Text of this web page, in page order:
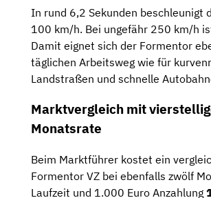
In rund 6,2 Sekunden beschleunigt
100 km/h. Bei ungefähr 250 km/h
Damit eignet sich der Formentor
täglichen Arbeitsweg wie für
Landstraßen und schnelle
Marktvergleich mit
Monatsrate
Beim Marktführer kostet ein
Formentor VZ bei ebenfalls zwölf
Laufzeit und 1.000 Euro Anzahlung